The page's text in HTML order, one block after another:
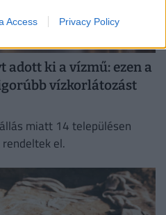
Access Privacy Policy
adott ki a vízmű: ezen a
vízkorlátozást
miatt 14 településen
el.